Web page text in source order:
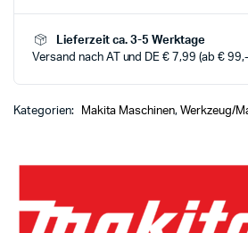
Lieferzeit ca. 3-5 Werktage
Versand nach AT und DE € 7,99 (ab €
Kategorien: Makita Maschinen,Werkzeug/